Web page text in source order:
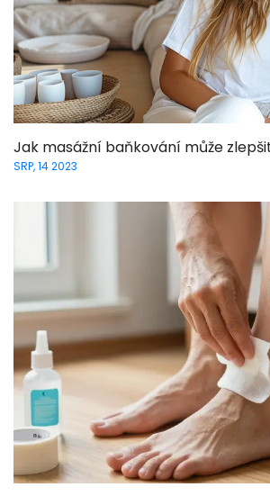
Jak masážní baňkování může
SRP, 14 2023